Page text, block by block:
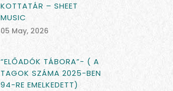
KOTTATÁR – SHEET
MUSIC
05 May, 2026
“ELŐADÓK TÁBORA”- ( A
TAGOK SZÁMA 2025-BEN
94-RE EMELKEDETT)